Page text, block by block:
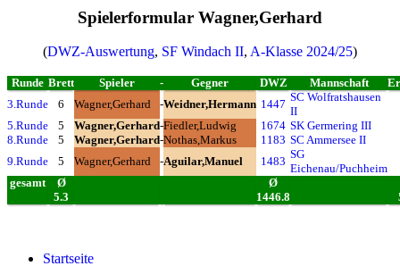
Spielerformular Wagner,Gerhard
(DWZ-Auswertung, SF Windach II, A-Klasse 2024/25)
Runde Brett Spieler - Gegner DWZ Mannschaft
3.Runde
6 Wagner,Gerhard -Weidner,Hermann 1447
SC Wolfratshausen
II
5.Runde
5 Wagner,Gerhard-Fiedler,Ludwig 1674 SK Germering III
8.Runde
5 Wagner,Gerhard-Nothas,Markus 1183 SC Ammersee II
9.Runde
5 Wagner,Gerhard -Aguilar,Manuel 1483
SG
Eichenau/Puchheim
gesamt
Ø
5.3
Ø
1446.8
Startseite